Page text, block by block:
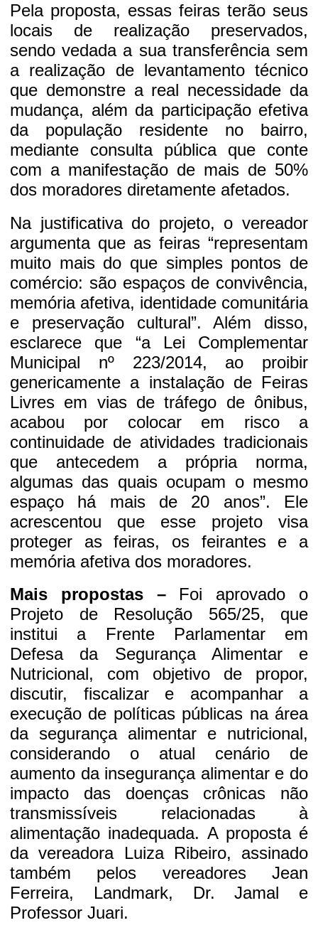
Pela proposta, essas feiras terão seus
locais de realização preservados,
sendo vedada a sua transferência sem
a realização de levantamento técnico
que demonstre a real necessidade da
mudança, além da participação efetiva
da população residente no bairro,
mediante consulta pública que conte
com a manifestação de mais de 50%
dos moradores diretamente afetados.
Na justificativa do projeto, o vereador
argumenta que as feiras “representam
muito mais do que simples pontos de
comércio: são espaços de convivência,
memória afetiva, identidade comunitária
e preservação cultural”. Além disso,
esclarece que “a Lei Complementar
Municipal nº 223/2014, ao proibir
genericamente a instalação de Feiras
Livres em vias de tráfego de ônibus,
acabou por colocar em risco a
continuidade de atividades tradicionais
que antecedem a própria norma,
algumas das quais ocupam o mesmo
espaço há mais de 20 anos”. Ele
acrescentou que esse projeto visa
proteger as feiras, os feirantes e a
memória afetiva dos moradores.
Mais propostas –Foi aprovado o
Projeto de Resolução 565/25, que
institui a Frente Parlamentar em
Defesa da Segurança Alimentar e
Nutricional, com objetivo de propor,
discutir, fiscalizar e acompanhar a
execução de políticas públicas na área
da segurança alimentar e nutricional,
considerando o atual cenário de
aumento da insegurança alimentar e do
impacto das doenças crônicas não
transmissíveis relacionadas à
alimentação inadequada. A proposta é
da vereadora Luiza Ribeiro, assinado
também pelos vereadores Jean
Ferreira, Landmark, Dr. Jamal e
Professor Juari.